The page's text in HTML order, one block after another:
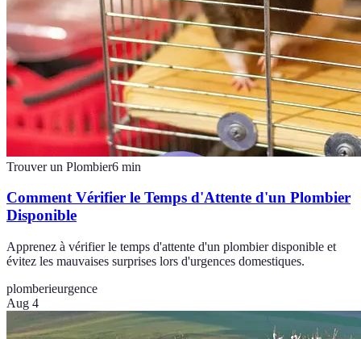
Trouver un Plombier6 min
Comment Vérifier le Temps d'Attente d'un Plombier
Disponible
Apprenez à vérifier le temps d'attente d'un plombier disponible et
évitez les mauvaises surprises lors d'urgences domestiques.
plomberieurgence
Aug 4